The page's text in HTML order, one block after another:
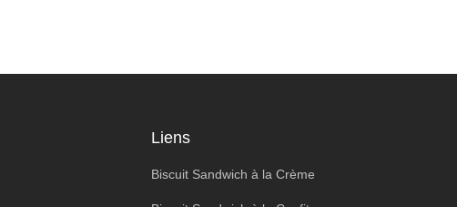
Liens
Biscuit Sandwich à la Crème